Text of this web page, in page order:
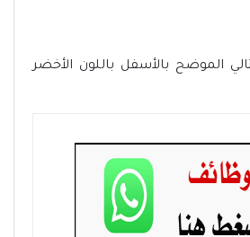
الموضح بالأسفل باللون الأخضر